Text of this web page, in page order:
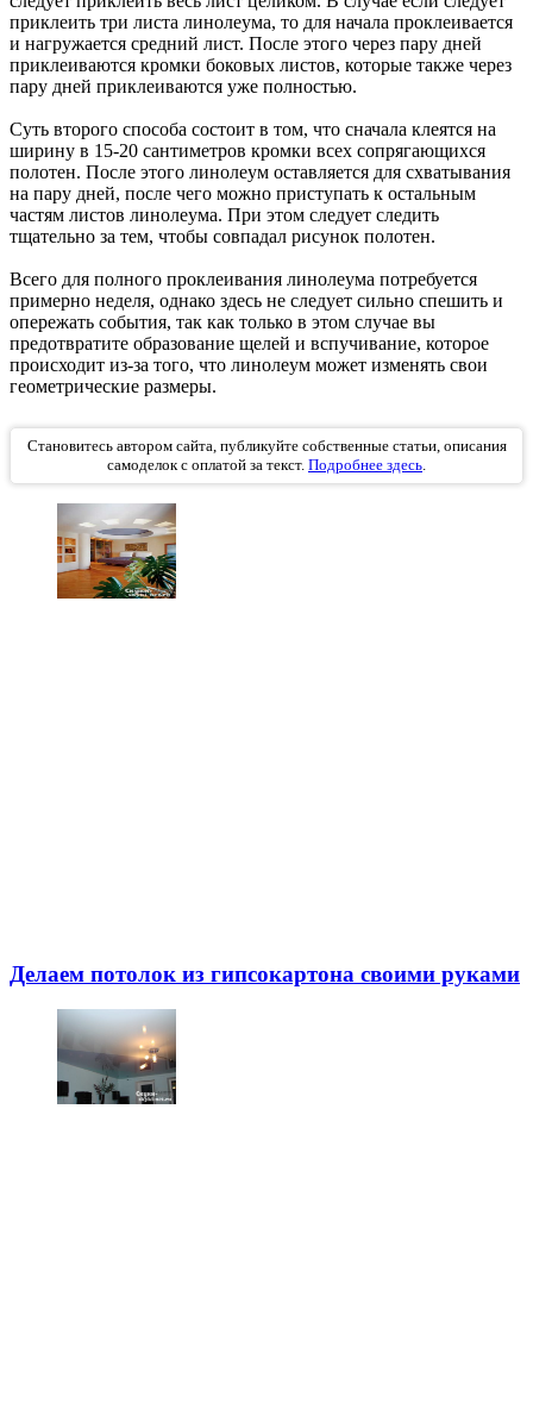
приклеить три листа линолеума, то для начала проклеивается
и нагружается средний лист. После этого через пару дней
приклеиваются кромки боковых листов, которые также через
пару дней приклеиваются уже полностью.
Суть второго способа состоит в том, что сначала клеятся на
ширину в 15-20 сантиметров кромки всех сопрягающихся
полотен. После этого линолеум оставляется для схватывания
на пару дней, после чего можно приступать к остальным
частям листов линолеума. При этом следует следить
тщательно за тем, чтобы совпадал рисунок полотен.
Всего для полного проклеивания линолеума потребуется
примерно неделя, однако здесь не следует сильно спешить и
опережать события, так как только в этом случае вы
предотвратите образование щелей и вспучивание, которое
происходит из-за того, что линолеум может изменять свои
геометрические размеры.
Становитесь автором сайта, публикуйте собственные статьи, описания
самоделок с оплатой за текст. Подробнее здесь.
Делаем потолок из гипсокартона своими руками